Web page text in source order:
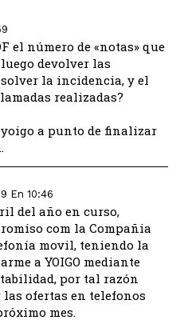
el número de «notas» que
devolver las
la incidencia, y el
realizadas?
a punto de finalizar
En 10:46
del año en curso,
com la Compañia
movil, teniendo la
a YOIGO mediante
por tal razón
ofertas en telefonos
mes.